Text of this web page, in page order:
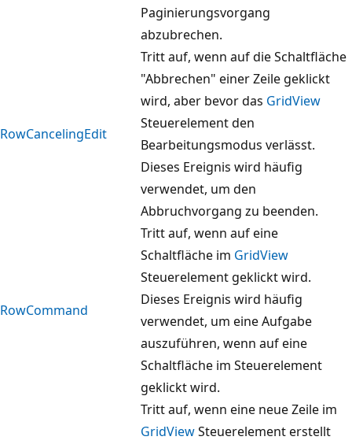
Paginierungsvorgang
abzubrechen.
RowCancelingEdit
Tritt auf, wenn auf die Schaltfläche
"Abbrechen" einer Zeile geklickt
wird, aber bevor das GridView
Steuerelement den
Bearbeitungsmodus verlässt.
Dieses Ereignis wird häufig
verwendet, um den
Abbruchvorgang zu beenden.
RowCommand
Tritt auf, wenn auf eine
Schaltfläche im GridView
Steuerelement geklickt wird.
Dieses Ereignis wird häufig
verwendet, um eine Aufgabe
auszuführen, wenn auf eine
Schaltfläche im Steuerelement
geklickt wird.
Tritt auf, wenn eine neue Zeile im
GridViewSteuerelement erstellt